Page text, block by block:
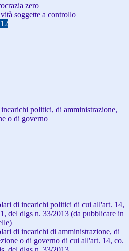
zero
soggette a controllo
12
politici, di amministrazione,
o di governo
di incarichi politici di cui all'art. 14,
del dlgs n. 33/2013 (da pubblicare in
di incarichi di amministrazione, di
o di governo di cui all'art. 14, co.